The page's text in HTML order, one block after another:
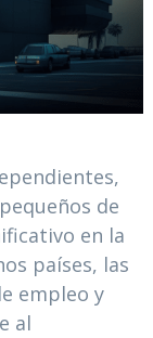
de
en la
países, las
empleo y
al